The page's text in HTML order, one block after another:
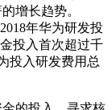
增长趋势。
年华为研发投
投入首次超过千
投入研发费用总